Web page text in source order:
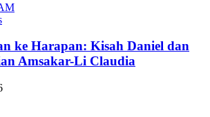
ke Harapan: Kisah Daniel dan
Amsakar-Li Claudia